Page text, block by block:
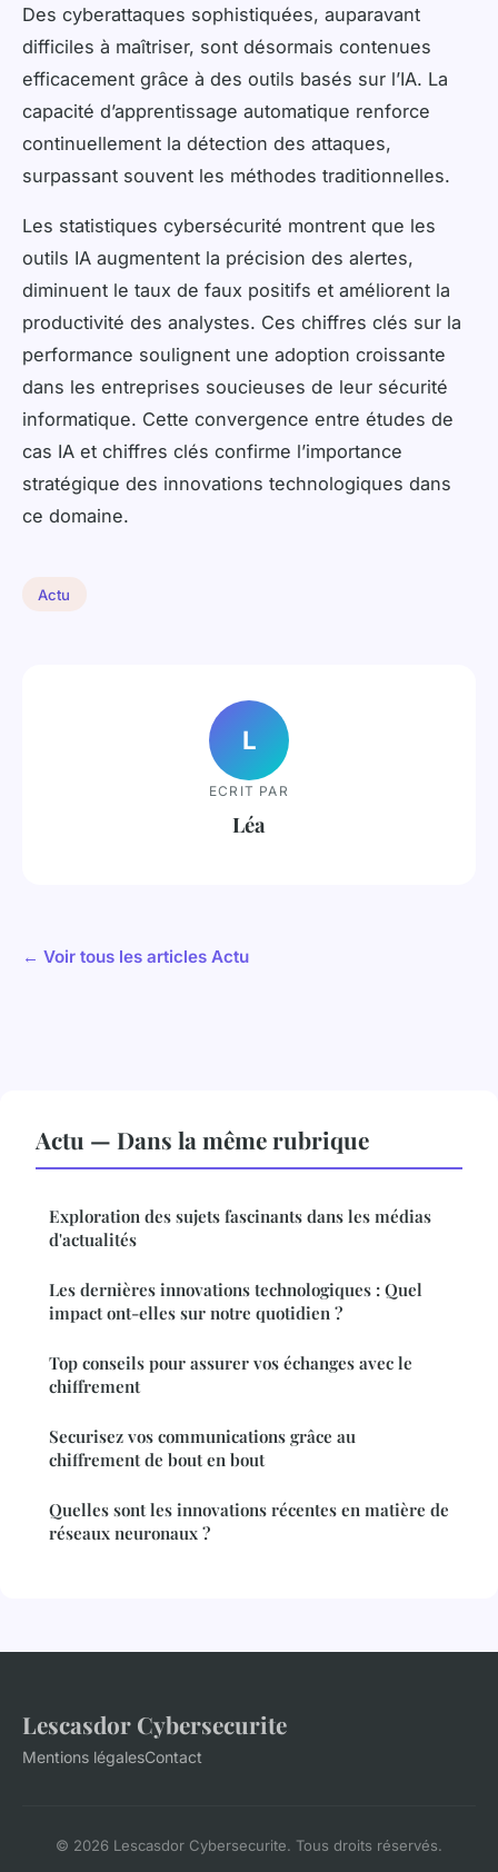
Des cyberattaques sophistiquées, auparavant
difficiles à maîtriser, sont désormais contenues
efficacement grâce à des outils basés sur l’IA. La
capacité d’apprentissage automatique renforce
continuellement la détection des attaques,
surpassant souvent les méthodes traditionnelles.
Les statistiques cybersécurité montrent que les
outils IA augmentent la précision des alertes,
diminuent le taux de faux positifs et améliorent la
productivité des analystes. Ces chiffres clés sur la
performance soulignent une adoption croissante
dans les entreprises soucieuses de leur sécurité
informatique. Cette convergence entre études de
cas IA et chiffres clés confirme l’importance
stratégique des innovations technologiques dans
ce domaine.
Actu
L
ECRIT PAR
Léa
← Voir tous les articles Actu
Actu — Dans la même rubrique
Exploration des sujets fascinants dans les médias
d'actualités
Les dernières innovations technologiques : Quel
impact ont-elles sur notre quotidien ?
Top conseils pour assurer vos échanges avec le
chiffrement
Securisez vos communications grâce au
chiffrement de bout en bout
Quelles sont les innovations récentes en matière de
réseaux neuronaux ?
Lescasdor Cybersecurite
Mentions légalesContact
© 2026 Lescasdor Cybersecurite. Tous droits réservés.